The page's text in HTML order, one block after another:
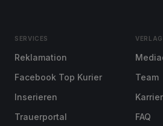
SERVICES
Reklamation
Facebook Top Kurier
Inserieren
Trauerportal
VERLAG
Team
FAQ